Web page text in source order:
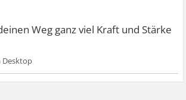
Weg ganz viel Kraft und Stärke